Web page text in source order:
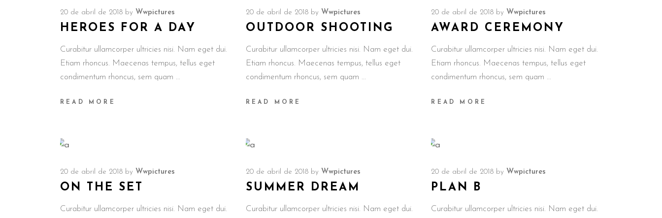
20 de abril de 2018 by Wwpictures
HEROES FOR A DAY
Curabitur ullamcorper ultricies nisi. Nam eget dui.
Etiam rhoncus. Maecenas tempus, tellus eget
condimentum rhoncus, sem quam
READ MORE
20 de abril de 2018 by Wwpictures
OUTDOOR SHOOTING
Curabitur ullamcorper ultricies nisi. Nam eget dui.
Etiam rhoncus. Maecenas tempus, tellus eget
condimentum rhoncus, sem quam
READ MORE
20 de abril de 2018 by Wwpictures
AWARD CEREMONY
Curabitur ullamcorper ultricies nisi. Nam eget dui.
Etiam rhoncus. Maecenas tempus, tellus eget
condimentum rhoncus, sem quam
READ MORE
20 de abril de 2018 by Wwpictures
ON THE SET
Curabitur ullamcorper ultricies nisi. Nam eget dui.
20 de abril de 2018 by Wwpictures
SUMMER DREAM
Curabitur ullamcorper ultricies nisi. Nam eget dui.
20 de abril de 2018 by Wwpictures
PLAN B
Curabitur ullamcorper ultricies nisi. Nam eget dui.